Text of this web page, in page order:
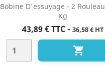
Bobine D'essuyage - 2
Kg
Prix
43,89 € TTC- 36,58 € HT
